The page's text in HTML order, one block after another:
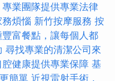
業團隊提供專業法律
煩惱 新竹按摩服務 按
富餐點，讓每個人都
尋找專業的清潔公司來
健康提供專業保障 基
簡單 近視雷射手術，